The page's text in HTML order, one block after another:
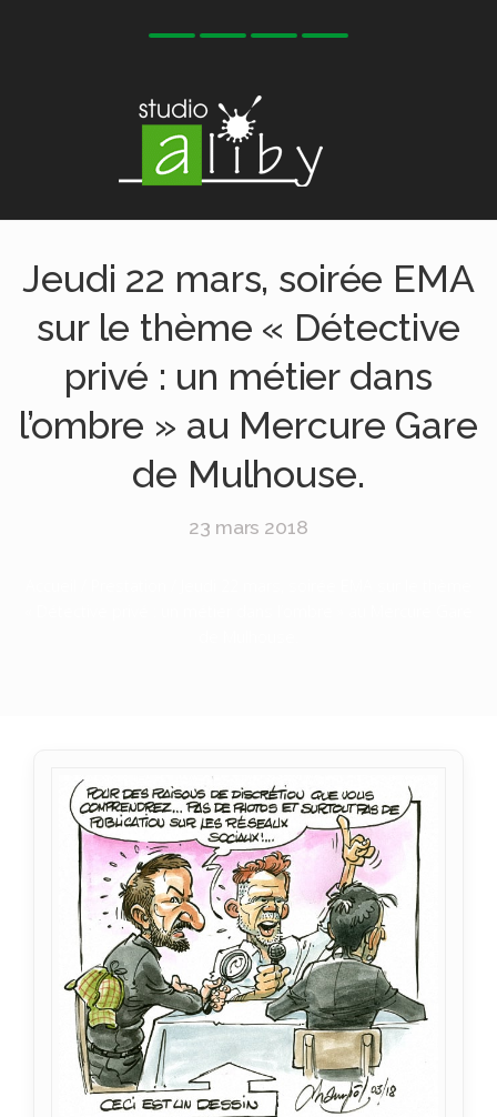
Jeudi 22 mars, soirée EMA
sur le thème « Détective
privé : un métier dans
l’ombre » au Mercure Gare
de Mulhouse.
23 mars 2018